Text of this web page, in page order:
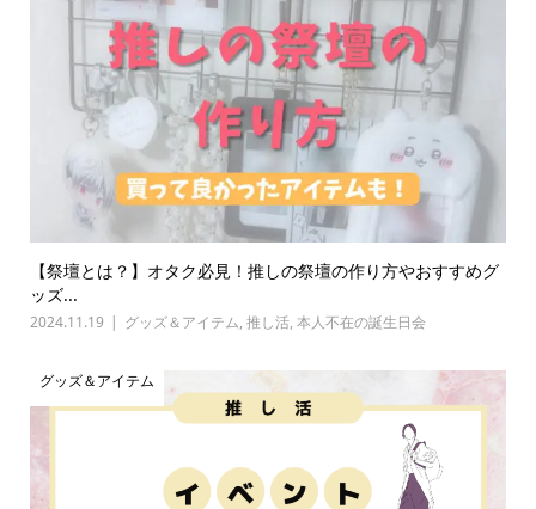
【祭壇とは？】オタク必見！推しの祭壇の作り方やおすすめグ
ッズ...
2024.11.19 グッズ＆アイテム, 推し活, 本人不在の誕生日会
グッズ＆アイテム